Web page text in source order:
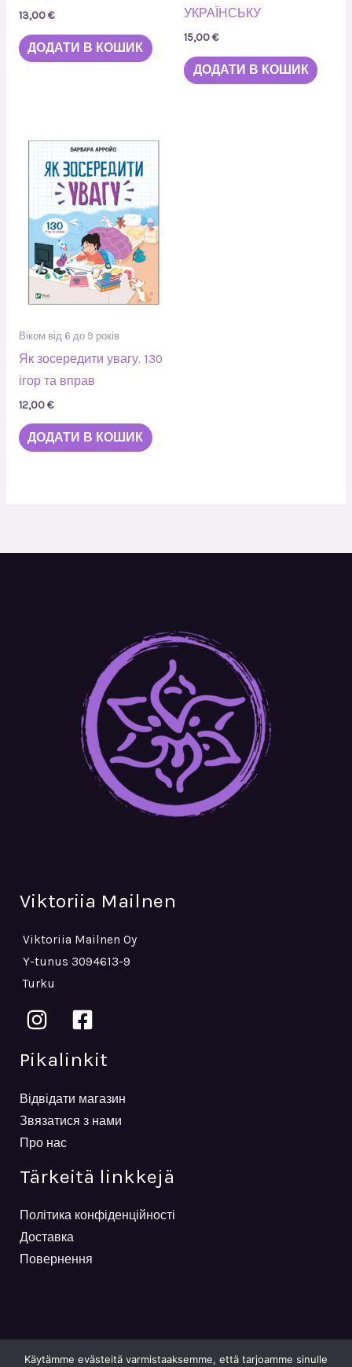
13,00€
ДОДАТИ В КОШИК
УКРАЇНСЬКУ
15,00€
ДОДАТИ В КОШИК
Віком від 6 до 9 років
Як зосередити увагу. 130
ігор та вправ
12,00€
ДОДАТИ В КОШИК
Viktoriia Mailnen
Viktoriia Mailnen Oy
Y-tunus 3094613-9
Turku
Pikalinkit
Відвідати магазин
Звязатися з нами
Про нас
Tärkeitä linkkejä
Політика конфіденційності
Доставка
Повернення
Käytämme evästeitä varmistaaksemme, että tarjoamme sinulle